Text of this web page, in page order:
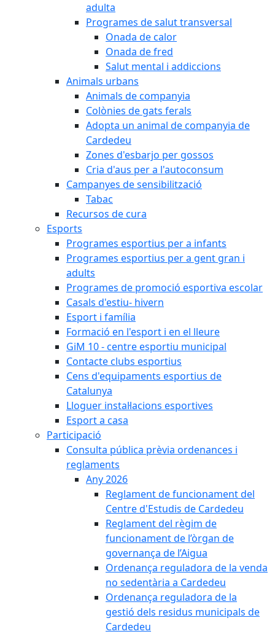
adulta
Programes de salut transversal
Onada de calor
Onada de fred
Salut mental i addiccions
Animals urbans
Animals de companyia
Colònies de gats ferals
Adopta un animal de companyia de
Cardedeu
Zones d'esbarjo per gossos
Cria d'aus per a l'autoconsum
Campanyes de sensibilització
Tabac
Recursos de cura
Esports
Programes esportius per a infants
Programes esportius per a gent gran i
adults
Programes de promoció esportiva escolar
Casals d'estiu- hivern
Esport i família
Formació en l'esport i en el lleure
GiM 10 - centre esportiu municipal
Contacte clubs esportius
Cens d'equipaments esportius de
Catalunya
Lloguer instal·lacions esportives
Esport a casa
Participació
Consulta pública prèvia ordenances i
reglaments
Any 2026
Reglament de funcionament del
Centre d'Estudis de Cardedeu
Reglament del règim de
funcionament de l’òrgan de
governança de l’Aigua
Ordenança reguladora de la venda
no sedentària a Cardedeu
Ordenança reguladora de la
gestió dels residus municipals de
Cardedeu